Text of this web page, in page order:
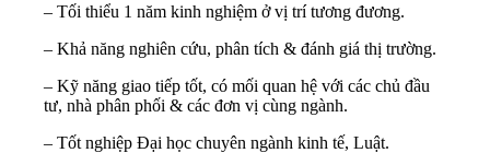
– Tối thiểu 1 năm kinh nghiệm ở vị trí tương đương.
– Khả năng nghiên cứu, phân tích & đánh giá thị trường.
– Kỹ năng giao tiếp tốt, có mối quan hệ với các chủ đầu
tư, nhà phân phối & các đơn vị cùng ngành.
– Tốt nghiệp Đại học chuyên ngành kinh tế, Luật.